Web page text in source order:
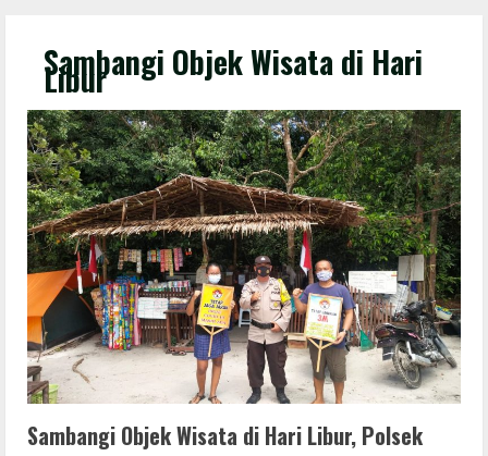
Sambangi Objek Wisata di Hari
Libur
Sambangi Objek Wisata di Hari Libur, Polsek